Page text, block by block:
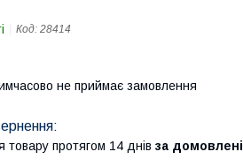
Код: 28414
не приймає замовлення
товару протягом 14 днів за